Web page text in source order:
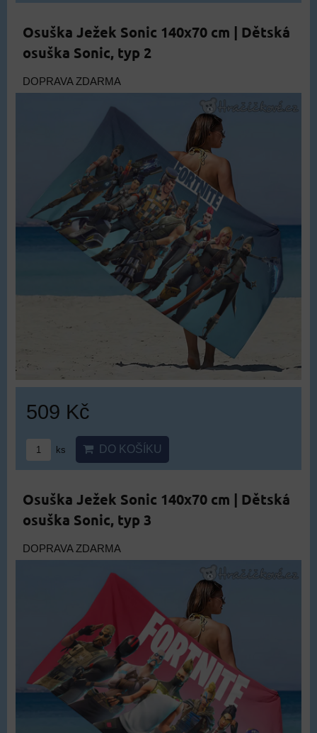
Osuška Ježek Sonic 140x70 cm | Dětská
osuška Sonic, typ 2
DOPRAVA ZDARMA
509 Kč
ks DO KOŠÍKU
Osuška Ježek Sonic 140x70 cm | Dětská
osuška Sonic, typ 3
DOPRAVA ZDARMA